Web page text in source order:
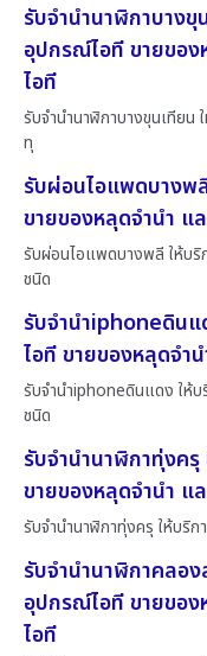
รับจำนำนาฬิกาบาง
อุปกรณ์ไอที ขายขอ
ไอที
รับจำนำนาฬิกาบางขุนเทียน
ทุ
รับผ่อนไอแพดบางพ
ขายของหลุดจำนำ แ
รับผ่อนไอแพดบางพลี ให้บริ
ชนิด
รับจำนำiphoneดิน
ไอที ขายของหลุดจำ
รับจำนำiphoneดินแดง ให้บ
ชนิด
รับจำนำนาฬิกาทุ่งค
ขายของหลุดจำนำ แ
รับจำนำนาฬิกาทุ่งครุ ให้บริ
รับจำนำนาฬิกาคลอ
อุปกรณ์ไอที ขายขอ
ไอที